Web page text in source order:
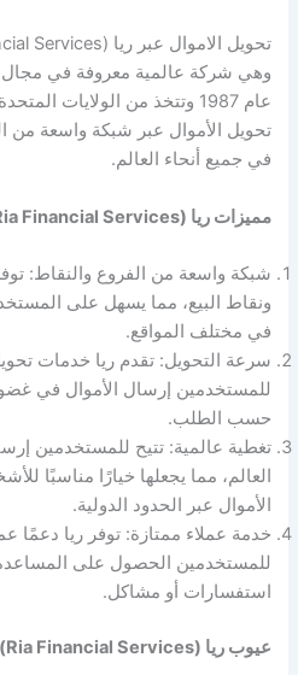
تحويل الاموال عبر ريا (Ria Financial Services) في المانيا
وهي شركة عالمية معروفة في
عام 1987 وتتخذ من الولايات
تحويل الأموال عبر شبكة واسعة من
في جميع أنحاء العالم.
مميزات ريا (Ria Financial Services):
شبكة واسعة من الفروع والنقاط:
ونقاط البيع، مما يسهل على
في مختلف المواقع.
سرعة التحويل: تقدم ريا خدمات
للمستخدمين إرسال الأموال في
حسب الطلب.
تغطية عالمية: تتيح للمستخدمين
العالم، مما يجعلها خيارًا مناسبًا
الأموال عبر الحدود الدولية.
خدمة عملاء ممتازة: توفر ريا دعمًا
للمستخدمين الحصول على
استفسارات أو مشاكل.
عيوب ريا (Ria Financial Services):